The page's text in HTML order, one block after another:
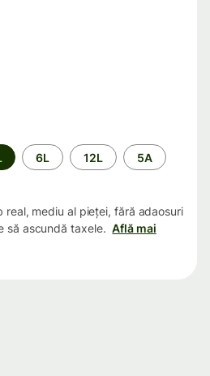
6L 12L 5A
real, mediu al pieței, fără adaosuri
să ascundă taxele. Află mai